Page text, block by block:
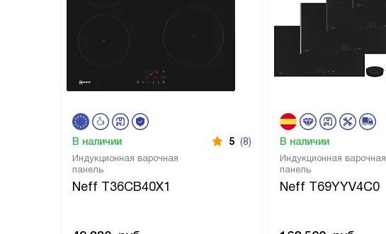
Индукционная варочная
панель
Neff T36CB40X1
В наличии 5 (8)
Индукционная варочная
панель
Neff T69YYV4C0
В наличии